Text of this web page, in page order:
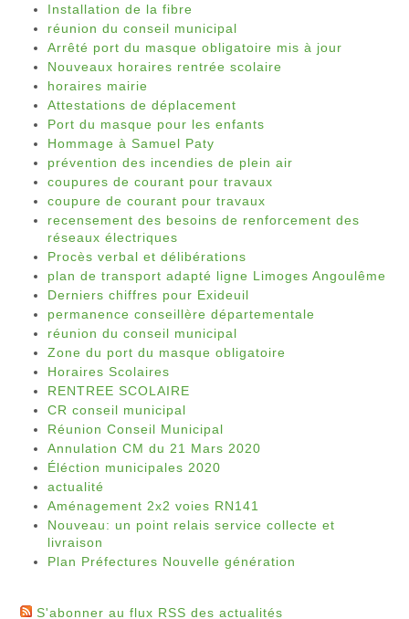
Installation de la fibre
réunion du conseil municipal
Arrêté port du masque obligatoire mis à jour
Nouveaux horaires rentrée scolaire
horaires mairie
Attestations de déplacement
Port du masque pour les enfants
Hommage à Samuel Paty
prévention des incendies de plein air
coupures de courant pour travaux
coupure de courant pour travaux
recensement des besoins de renforcement des
réseaux électriques
Procès verbal et délibérations
plan de transport adapté ligne Limoges Angoulême
Derniers chiffres pour Exideuil
permanence conseillère départementale
réunion du conseil municipal
Zone du port du masque obligatoire
Horaires Scolaires
RENTREE SCOLAIRE
CR conseil municipal
Réunion Conseil Municipal
Annulation CM du 21 Mars 2020
Éléction municipales 2020
actualité
Aménagement 2x2 voies RN141
Nouveau: un point relais service collecte et
livraison
Plan Préfectures Nouvelle génération
S'abonner au flux RSS des actualités